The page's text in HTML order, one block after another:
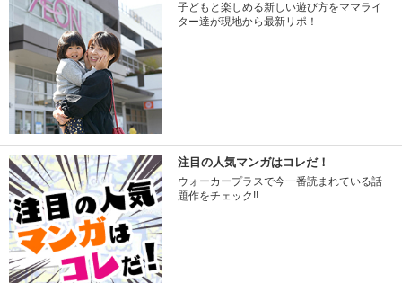
子どもと楽しめる新しい遊び方をママライ
ター達が現地から最新リポ！
注目の人気マンガはコレだ！
ウォーカープラスで今一番読まれている話
題作をチェック!!